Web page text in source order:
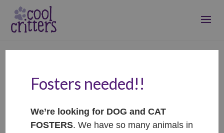
Casey – ADOPTOVANÁ /
ADOPTED
Jan 8, 2024|Adopted
Fosters needed!!
We’re looking for DOG and CAT
FOSTERS. We have so many animals in